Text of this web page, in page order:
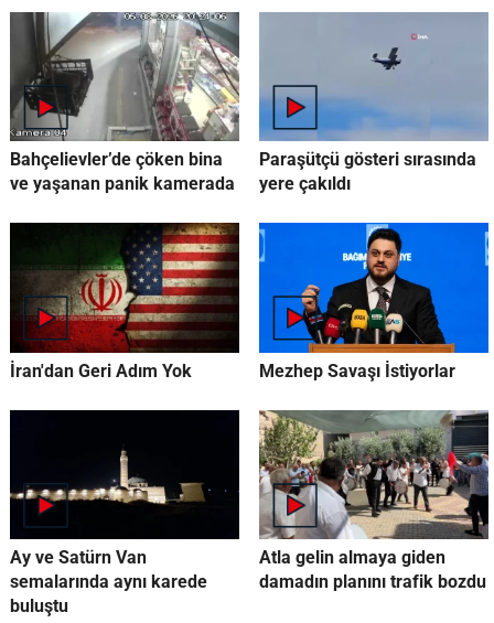
Bahçelievler’de çöken bina
ve yaşanan panik kamerada
Paraşütçü gösteri sırasında
yere çakıldı
İran'dan Geri Adım Yok Mezhep Savaşı İstiyorlar
Ay ve Satürn Van
semalarında aynı karede
buluştu
Atla gelin almaya giden
damadın planını trafik bozdu